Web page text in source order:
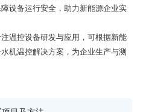
设备运行安全，助力新能源企业实
控设备研发与应用，可根据新能
机温控解决方案，为企业生产与测